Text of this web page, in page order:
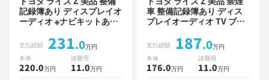
記録簿あり ディスプレイオ
ーディオ ※ナビキットあり
ニター オートクルーズ ス
マートキー ETC バックモ
ニター 全方位カメラ ドラ
イブレコーダー 衝突軽減
支払総額 231.0万円
本体
220.0万円
諸費用
11.0万円
車 整備記録簿あり ディス
プレイオーディオ TV ブラ
ートクルーズ スマートキー
ETC バックモニター 全方
位カメラ ドライブレコーダ
ー 衝突軽減
支払総額 187.0万円
本体
176.0万円
諸費用
11.0万円